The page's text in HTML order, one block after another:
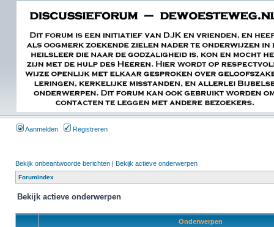
Aanmelden Registreren
Bekijk onbeantwoorde berichten | Bekijk actieve onderwerpen
Forumindex
Bekijk actieve onderwerpen
Onderwerpen